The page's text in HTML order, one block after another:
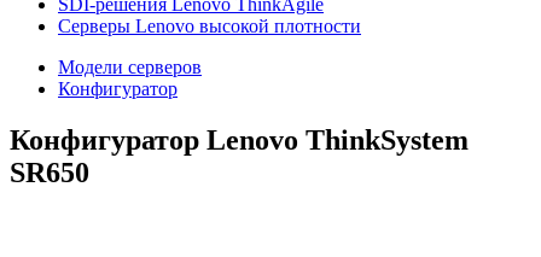
SDI-решения Lenovo ThinkAgile
Серверы Lenovo высокой плотности
Модели серверов
Конфигуратор
Конфигуратор Lenovo ThinkSystem
SR650